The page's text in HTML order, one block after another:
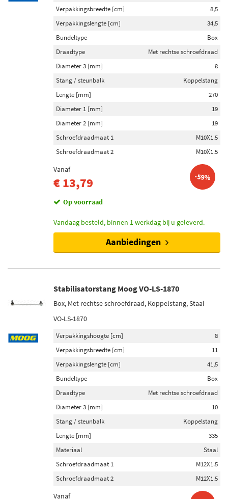
Stang / steunbalk
Voeringsstang (11)
Verpakkingsbreedte [cm]
8,5
Verpakkingslengte [cm]
34,5
Bundeltype
Box
Draadtype
Met rechtse schroefdraad
Diameter 3 [mm]
8
Stang / steunbalk
Koppelstang
Lengte [mm]
270
Diameter 1 [mm]
19
Diameter 2 [mm]
19
Schroefdraadmaat 1
M10X1.5
Schroefdraadmaat 2
M10X1.5
Vanaf
€ 13,79 -59%
Op voorraad
Vandaag besteld, binnen 1 werkdag bij u geleverd.
Aanbiedingen
Stabilisatorstang Moog VO-LS-1870
Box, Met rechtse schroefdraad, Koppelstang, Staal
VO-LS-1870
Verpakkingshoogte [cm]
8
Verpakkingsbreedte [cm]
11
Verpakkingslengte [cm]
41,5
Bundeltype
Box
Draadtype
Met rechtse schroefdraad
Diameter 3 [mm]
10
Stang / steunbalk
Koppelstang
Lengte [mm]
335
Materiaal
Staal
Schroefdraadmaat 1
M12X1.5
Schroefdraadmaat 2
M12X1.5
Vanaf